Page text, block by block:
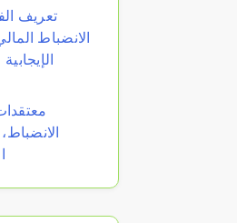
تعريف
الانضباط